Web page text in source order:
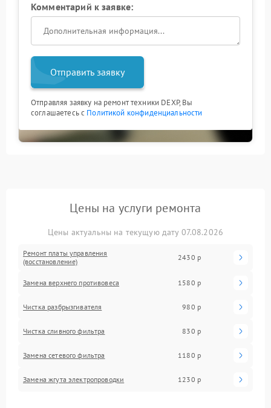
Комментарий к заявке:
Отправить заявку
Отправляя заявку на ремонт техники DEXP, Вы
соглашаетесь с Политикой конфиденциальности
Цены на услуги ремонта
Цены актуальны на текущую дату 07.08.2026
Ремонт платы управления
(восстановление)
2430 р
Замена верхнего противовеса 1580 р
Чистка разбрызгивателя 980 р
Чистка сливного фильтра 830 р
Замена сетевого фильтра 1180 р
Замена жгута электропроводки 1230 р